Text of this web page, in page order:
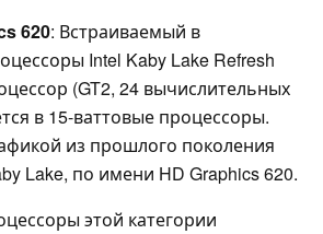
620: Встраиваемый в
Intel Kaby Lake Refresh
(GT2, 24 вычислительных
в 15-ваттовые процессоры.
из прошлого поколения
Lake, по имени HD Graphics 620.
этой категории